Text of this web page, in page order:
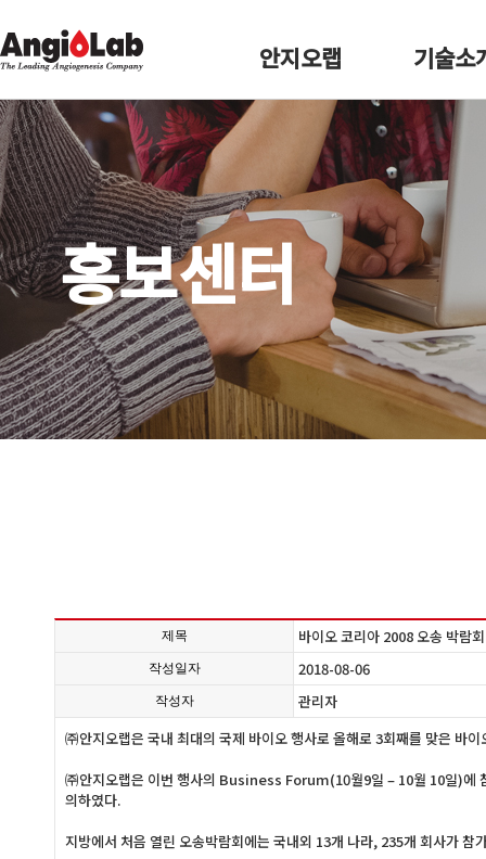
안지오랩 기술소
홍보센터
제목 바이오 코리아 2008 오송 박람
작성일자 2018-08-06
작성자
관리자
㈜안지오랩은 국내 최대의 국제 바이오 행사로 올해로 3회째를 맞은 바
㈜안지오랩은 이번 행사의 Business Forum(10월9일 – 10월 10일)에
의하였다.
지방에서 처음 열린 오송박람회에는 국내외 13개 나라, 235개 회사가